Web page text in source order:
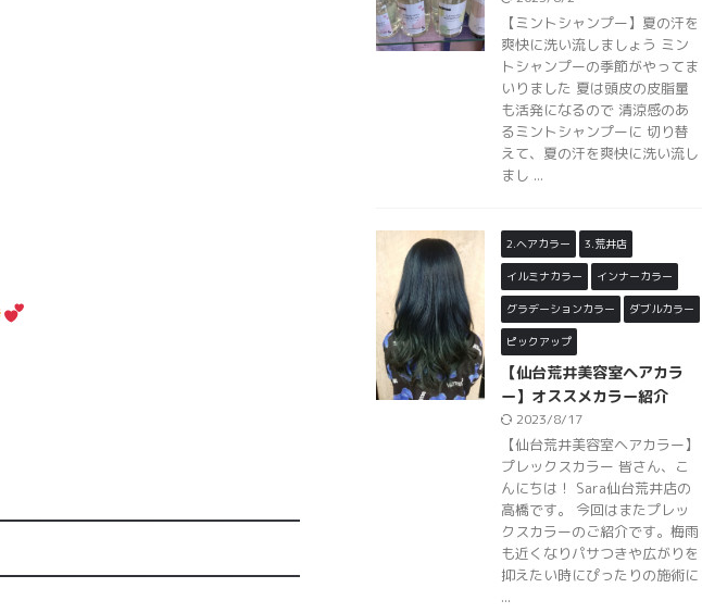
【ミントシャンプー】夏の汗を
爽快に洗い流しましょう ミン
トシャンプーの季節がやってま
いりました 夏は頭皮の皮脂量
も活発になるので 清涼感のあ
るミントシャンプーに 切り替
えて、夏の汗を爽快に洗い流し
まし ...
2.ヘアカラー 3.荒井店
イルミナカラー インナーカラー
グラデーションカラー ダブルカラー
ピックアップ
【仙台荒井美容室ヘアカラ
ー】オススメカラー紹介
2023/8/17
【仙台荒井美容室ヘアカラー】
プレックスカラー 皆さん、こ
んにちは！ Sara仙台荒井店の
高橋です。 今回はまたプレッ
クスカラーのご紹介です。梅雨
も近くなりパサつきや広がりを
抑えたい時にぴったりの施術に
...